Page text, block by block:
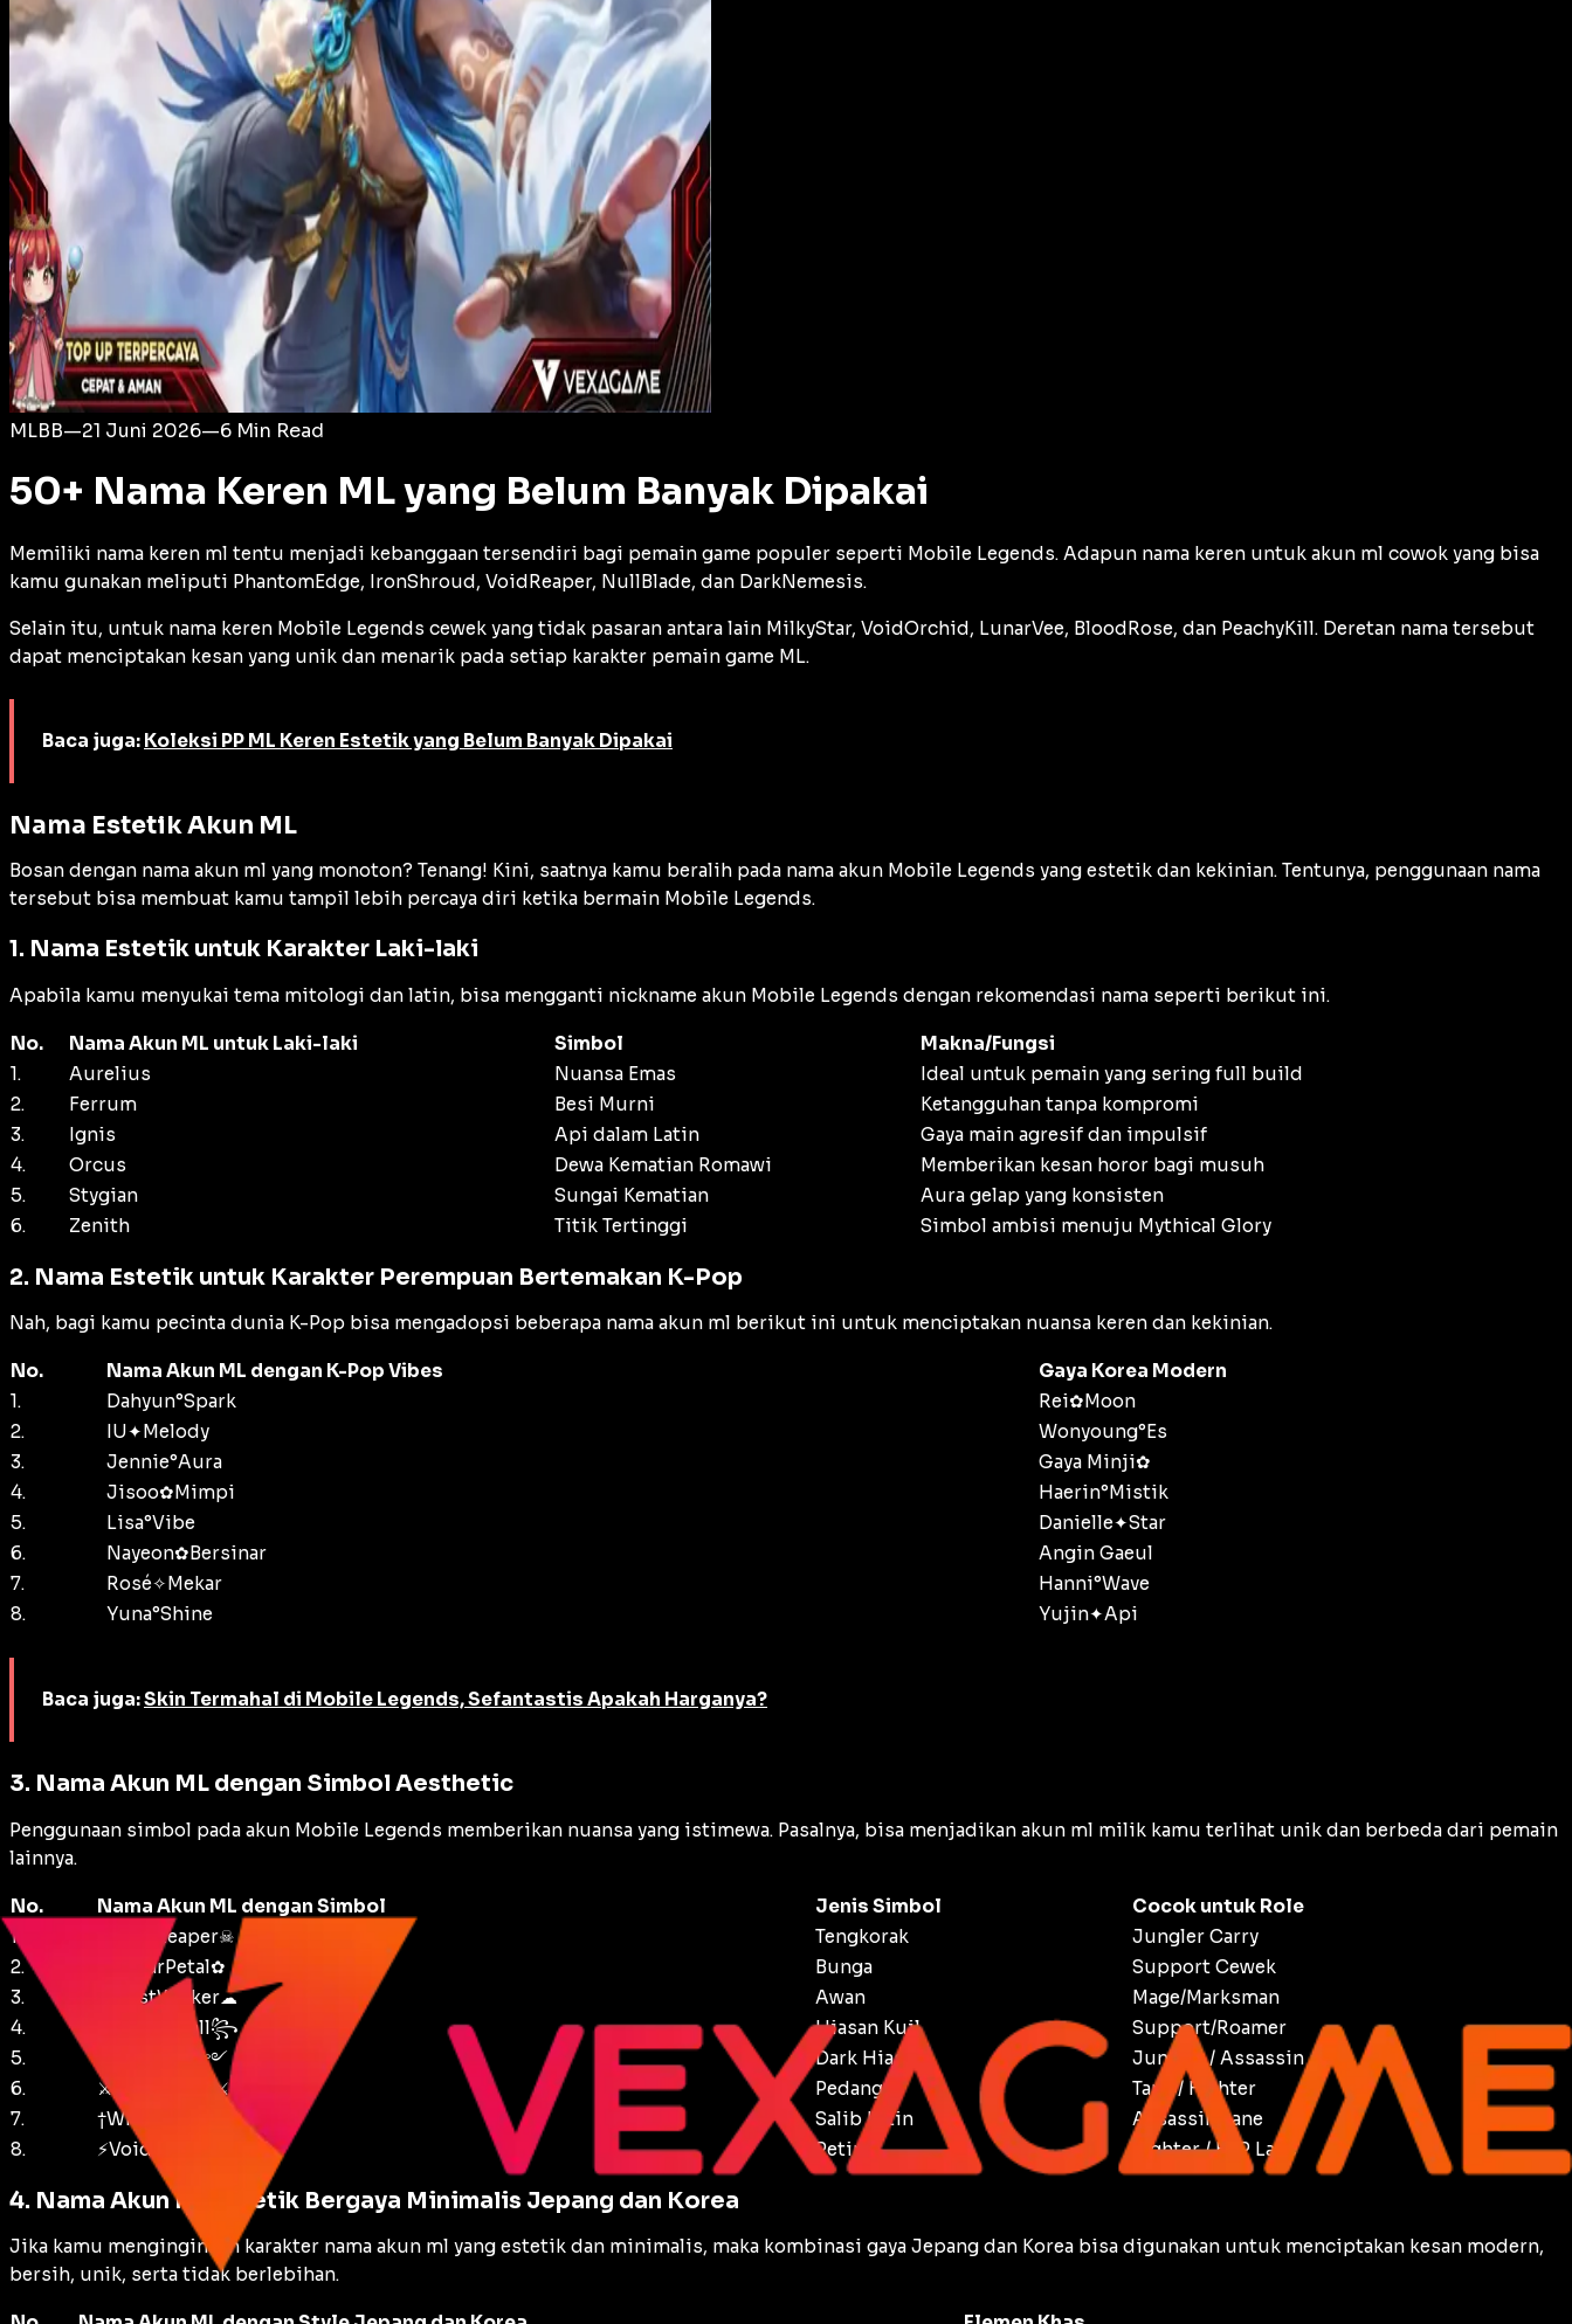
Login
MLBB—21 Juni 2026—6 Min Read
50+ Nama Keren ML yang Belum Banyak Dipakai
Memiliki nama keren ml tentu menjadi kebanggaan tersendiri bagi pemain game populer seperti Mobile Legends. Adapun nama keren untuk akun ml cowok yang bisa
kamu gunakan meliputi PhantomEdge, IronShroud, VoidReaper, NullBlade, dan DarkNemesis.
Selain itu, untuk nama keren Mobile Legends cewek yang tidak pasaran antara lain MilkyStar, VoidOrchid, LunarVee, BloodRose, dan PeachyKill. Deretan nama tersebut
dapat menciptakan kesan yang unik dan menarik pada setiap karakter pemain game ML.
Baca juga: Koleksi PP ML Keren Estetik yang Belum Banyak Dipakai
Nama Estetik Akun ML
Bosan dengan nama akun ml yang monoton? Tenang! Kini, saatnya kamu beralih pada nama akun Mobile Legends yang estetik dan kekinian. Tentunya, penggunaan nama
tersebut bisa membuat kamu tampil lebih percaya diri ketika bermain Mobile Legends.
1. Nama Estetik untuk Karakter Laki-laki
Apabila kamu menyukai tema mitologi dan latin, bisa mengganti nickname akun Mobile Legends dengan rekomendasi nama seperti berikut ini.
No. Nama Akun ML untuk Laki-laki Simbol
Makna/Fungsi
1.
Aurelius Nuansa Emas
Ideal untuk pemain yang sering full build
2.
Ferrum Besi Murni
Ketangguhan tanpa kompromi
3.
Ignis Api dalam Latin
Gaya main agresif dan impulsif
4.
Orcus Dewa Kematian Romawi
Memberikan kesan horor bagi musuh
5.
Stygian Sungai Kematian
Aura gelap yang konsisten
6.
Zenith Titik Tertinggi Simbol ambisi menuju Mythical Glory
2. Nama Estetik untuk Karakter Perempuan Bertemakan K-Pop
Nah, bagi kamu pecinta dunia K-Pop bisa mengadopsi beberapa nama akun ml berikut ini untuk menciptakan nuansa keren dan kekinian.
No. Nama Akun ML dengan K-Pop Vibes
Gaya Korea Modern
1.
Dahyun°Spark
Rei✿Moon
2.
IU✦Melody
Wonyoung°Es
3.
Jennie°Aura
Gaya Minji✿
4.
Jisoo✿Mimpi
Haerin°Mistik
5.
Lisa°Vibe
Danielle✦Star
6.
Nayeon✿Bersinar
Angin Gaeul
7.
Rosé✧Mekar
Hanni°Wave
8.
Yuna°Shine Yujin✦Api
Baca juga:Skin Termahal di Mobile Legends, Sefantastis Apakah Harganya?
3. Nama Akun ML dengan Simbol Aesthetic
Penggunaan simbol pada akun Mobile Legends memberikan nuansa yang istimewa. Pasalnya, bisa menjadikan akun ml milik kamu terlihat unik dan berbeda dari pemain
lainnya.
No. Nama Akun ML dengan Simbol Jenis Simbol
Cocok untuk Role
1.
☠DarkReaper☠ Tengkorak
Jungler Carry
2.
✿LunarPetal✿ Bunga
Support Cewek
3.
☁MistWalker☁ Awan
Mage/Marksman
4.
꧁NightFall꧂ Hiasan Kuil
Support/Roamer
5.
༺Shadow༻ Dark Hiasan
Jungler / Assassin
6.
⚔WarForged⚔ Pedang
Tank / Fighter
7.
†Wraithborn† Salib Latin
Assassin Lane
8.
⚡VoidKing⚡ Petir Fighter / EXP Lane
4. Nama Akun ML Estetik Bergaya Minimalis Jepang dan Korea
Jika kamu menginginkan karakter nama akun ml yang estetik dan minimalis, maka kombinasi gaya Jepang dan Korea bisa digunakan untuk menciptakan kesan modern,
bersih, unik, serta tidak berlebihan.